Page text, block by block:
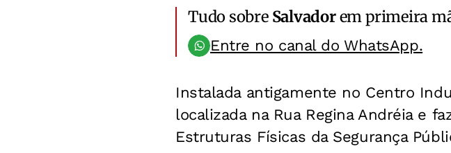
Tudo sobre Salvadorem primeira
Entre no canal do WhatsApp.
Instalada antigamente no Centro
localizada na Rua Regina Andréia e
Estruturas Físicas da Segurança